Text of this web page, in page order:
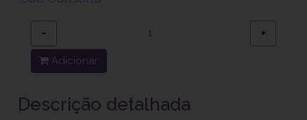
− +
Adicionar
Descrição detalhada